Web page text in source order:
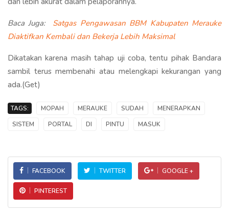
Baca Juga: Satgas Pengawasan BBM Kabupaten Merauke
Diaktifkan Kembali dan Bekerja Lebih Maksimal
Dikatakan karena masih tahap uji coba, tentu pihak Bandara
sambil terus membenahi atau melengkapi kekurangan yang
ada.(Get)
TAGS: MOPAH MERAUKE SUDAH
MENERAPKAN
SISTEM
PORTAL DI PINTU MASUK
FACEBOOK TWITTER GOOGLE +
PINTEREST